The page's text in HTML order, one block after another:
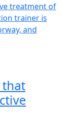
treatment of
trainer is
and
that